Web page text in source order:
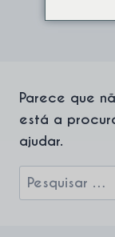
Parece que
está a
ajudar.
Pesquisar
por: